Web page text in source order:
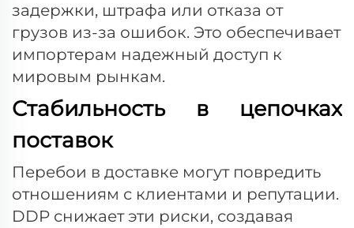
задержки, штрафа или отказа от
грузов из-за ошибок. Это обеспечивает
импортерам надежный доступ к
мировым рынкам.
Стабильность в цепочках
поставок
Перебои в доставке могут повредить
отношениям с клиентами и репутации.
DDP снижает эти риски, создавая